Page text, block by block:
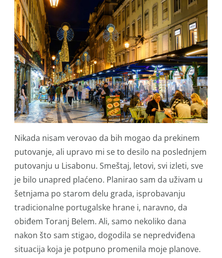
Nikada nisam verovao da bih mogao da prekinem
putovanje, ali upravo mi se to desilo na poslednjem
putovanju u Lisabonu. Smeštaj, letovi, svi izleti, sve
je bilo unapred plaćeno. Planirao sam da uživam u
šetnjama po starom delu grada, isprobavanju
tradicionalne portugalske hrane i, naravno, da
obiđem Toranj Belem. Ali, samo nekoliko dana
nakon što sam stigao, dogodila se nepredviđena
situacija koja je potpuno promenila moje planove.